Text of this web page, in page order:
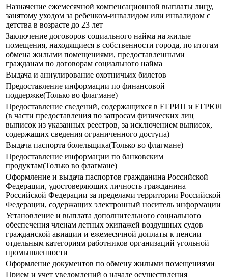
Назначение ежемесячной компенсационной выплаты лицу,
занятому уходом за ребенком-инвалидом или инвалидом с
детства в возрасте до 23 лет
Заключение договоров социального найма на жилые
помещения, находящиеся в собственности города, по итогам
обмена жилыми помещениями, предоставленными
гражданам по договорам социального найма
Выдача и аннулирование охотничьих билетов
Предоставление информации по финансовой
поддержке(Только во флагмане)
Предоставление сведений, содержащихся в ЕГРИП и ЕГРЮЛ
(в части предоставления по запросам физических лиц
выписок из указанных реестров, за исключением выписок,
содержащих сведения ограниченного доступа)
Выдача паспорта болельщика(Только во флагмане)
Предоставление информации по банковским
продуктам(Только во флагмане)
Оформление и выдача паспортов гражданина Российской
Федерации, удостоверяющих личность гражданина
Российской Федерации за пределами территории Российской
Федерации, содержащих электронный носитель информации
Установление и выплата дополнительного социального
обеспечения членам летных экипажей воздушных судов
гражданской авиации и ежемесячной доплаты к пенсии
отдельным категориям работников организаций угольной
промышленности
Оформление документов по обмену жилыми помещениями
Прием и учет уведомлений о начале осуществления